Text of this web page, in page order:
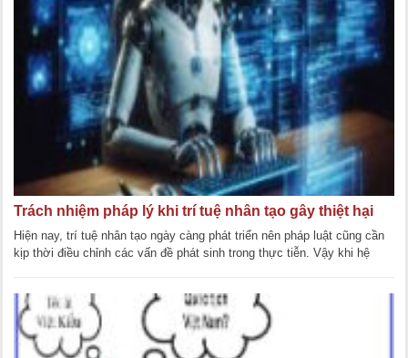
Trách nhiệm pháp lý khi trí tuệ nhân tạo gây thiệt hại
Hiện nay, trí tuệ nhân tạo ngày càng phát triển nên pháp luật cũng cần
kịp thời điều chỉnh các vấn đề phát sinh trong thực tiễn. Vậy khi hệ